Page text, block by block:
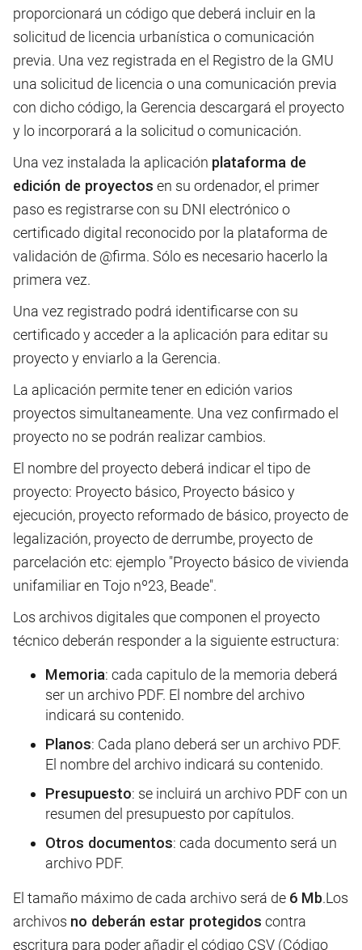
proporcionará un código que deberá incluir en la
solicitud de licencia urbanística o comunicación
previa. Una vez registrada en el Registro de la GMU
una solicitud de licencia o una comunicación previa
con dicho código, la Gerencia descargará el proyecto
y lo incorporará a la solicitud o comunicación.
Una vez instalada la aplicación plataforma de
edición de proyectos en su ordenador, el primer
paso es registrarse con su DNI electrónico o
certificado digital reconocido por la plataforma de
validación de @firma. Sólo es necesario hacerlo la
primera vez.
Una vez registrado podrá identificarse con su
certificado y acceder a la aplicación para editar su
proyecto y enviarlo a la Gerencia.
La aplicación permite tener en edición varios
proyectos simultaneamente. Una vez confirmado el
proyecto no se podrán realizar cambios.
El nombre del proyecto deberá indicar el tipo de
proyecto: Proyecto básico, Proyecto básico y
ejecución, proyecto reformado de básico, proyecto de
legalización, proyecto de derrumbe, proyecto de
parcelación etc: ejemplo "Proyecto básico de vivienda
unifamiliar en Tojo nº23, Beade".
Los archivos digitales que componen el proyecto
técnico deberán responder a la siguiente estructura:
Memoria: cada capitulo de la memoria deberá
ser un archivo PDF. El nombre del archivo
indicará su contenido.
Planos: Cada plano deberá ser un archivo PDF.
El nombre del archivo indicará su contenido.
Presupuesto: se incluirá un archivo PDF con un
resumen del presupuesto por capítulos.
Otros documentos: cada documento será un
archivo PDF.
El tamaño máximo de cada archivo será de 6 Mb.Los
archivos no deberán estar protegidos contra
escritura para poder añadir el código CSV (Código